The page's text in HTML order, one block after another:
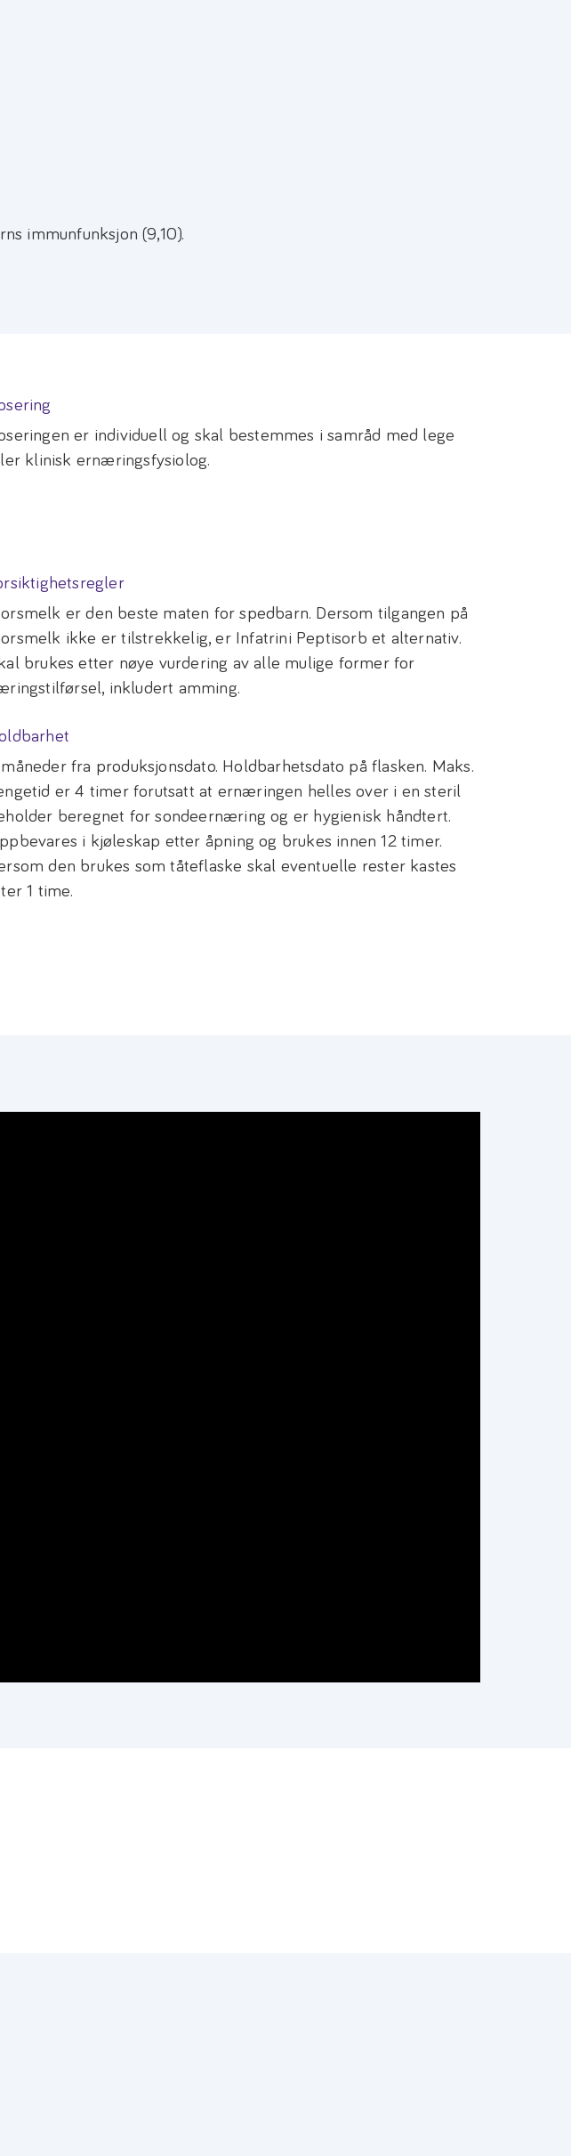
immunfunksjon (9,10).
er individuell og skal bestemmes i samråd med lege
klinisk ernæringsfysiolog.
er den beste maten for spedbarn. Dersom tilgangen på
ikke er tilstrekkelig, er Infatrini Peptisorb et alternativ.
brukes etter nøye vurdering av alle mulige former for
inkludert amming.
fra produksjonsdato. Holdbarhetsdato på flasken. Maks.
er 4 timer forutsatt at ernæringen helles over i en steril
beregnet for sondeernæring og er hygienisk håndtert.
i kjøleskap etter åpning og brukes innen 12 timer.
den brukes som tåteflaske skal eventuelle rester kastes
1 time.